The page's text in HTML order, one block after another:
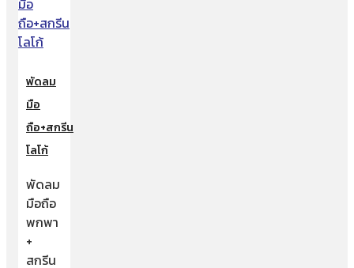
พัดลม
มือ
ถือ+สกรีน
โลโก้
พัดลม
มือถือ
พกพา
+
สกรีน